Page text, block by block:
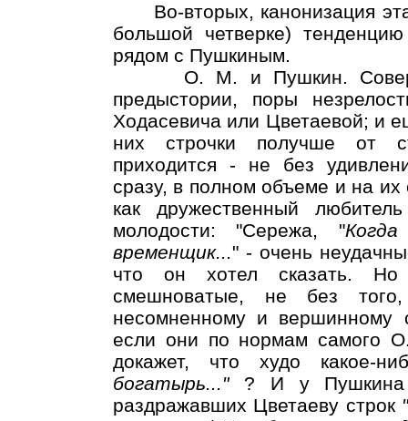
Во-вторых, канонизация эта
большой четверке)
рядом с Пушкиным.
О. М. и Пушкин.
предыстории, поры
Ходасевича или Цветаевой; и
них строчки получше от
приходится - не без
сразу, в полном объеме и на
как дружественный
молодости: "Сережа, "
временщик..." - очень
что он хотел сказать.
смешноватые, не без
несомненному и вершинному
если они по нормам самого
докажет, что худо какое-
богатырь..." ? И у Пушкина
раздражавших Цветаеву строк